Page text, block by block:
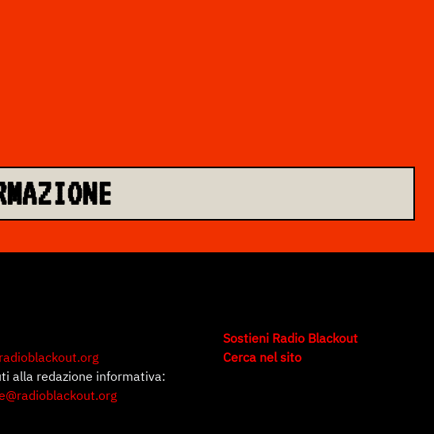
alla redazione informativa:
Sostieni Radio Blackout
Cerca nel sito